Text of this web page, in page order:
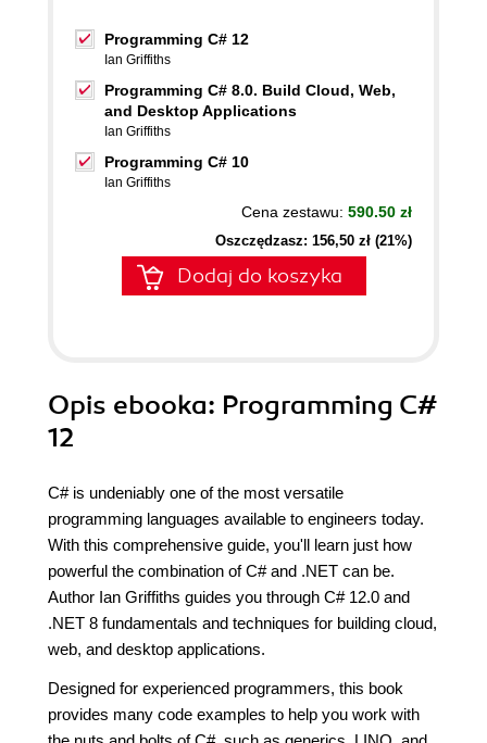
Programming C# 12
Ian Griffiths
Programming C# 8.0. Build Cloud, Web,
and Desktop Applications
Ian Griffiths
Programming C# 10
Ian Griffiths
Cena zestawu: 590.50 zł
Oszczędzasz: 156,50 zł (21%)
Dodaj do koszyka
Opis ebooka: Programming C#
12
C# is undeniably one of the most versatile
programming languages available to engineers today.
With this comprehensive guide, you'll learn just how
powerful the combination of C# and .NET can be.
Author Ian Griffiths guides you through C# 12.0 and
.NET 8 fundamentals and techniques for building cloud,
web, and desktop applications.
Designed for experienced programmers, this book
provides many code examples to help you work with